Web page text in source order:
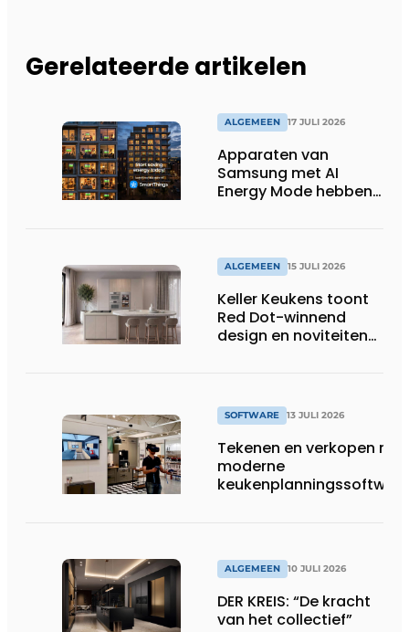
Gerelateerde artikelen
ALGEMEEN 17 JULI 2026
Apparaten van
Samsung met AI
Energy Mode hebben
huishoudens, wat
overeenkomt met het
wassen van 22.023.110
voetbalshirts
ALGEMEEN 15 JULI 2026
Keller Keukens toont
Red Dot-winnend
design en noviteiten
SOFTWARE 13 JULI 2026
Tekenen en verkopen met
moderne
keukenplanningssoftware
ALGEMEEN 10 JULI 2026
DER KREIS: “De kracht
van het collectief”